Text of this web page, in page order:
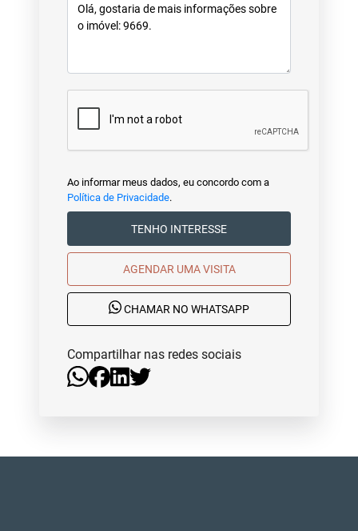
Ao informar meus dados, eu concordo com a
Política de Privacidade.
TENHO INTERESSE
AGENDAR UMA VISITA
CHAMAR NO WHATSAPP
Compartilhar nas redes sociais